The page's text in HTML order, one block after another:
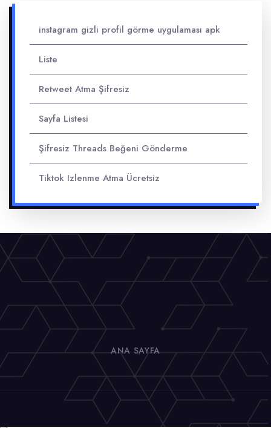
instagram gizli profil görme uygulaması apk
Liste
Retweet Atma Şifresiz
Sayfa Listesi
Şifresiz Threads Beğeni Gönderme
Tiktok Izlenme Atma Ücretsiz
ANA SAYFA